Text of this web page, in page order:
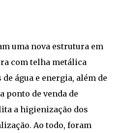
uma nova estrutura em
com telha metálica
água e energia, além de
ponto de venda de
a higienização dos
Ao todo, foram